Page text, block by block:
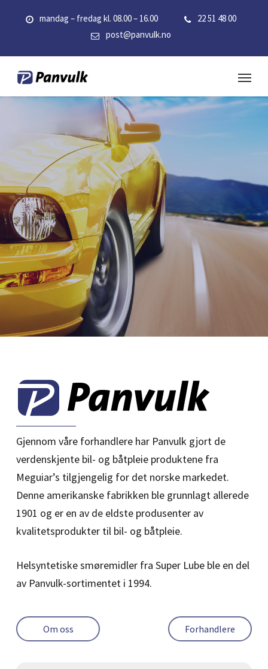
mandag – fredag kl. 08.00 – 16.00
22 51 48 00
post@panvulk.no
Menu
Gjennom våre forhandlere har Panvulk gjort de
verdenskjente bil- og båtpleie produktene fra
Meguiar’s tilgjengelig for det norske markedet.
Denne amerikanske fabrikken ble grunnlagt allerede
1901 og er en av de eldste produsenter av
kvalitetsprodukter til bil- og båtpleie.
Helsyntetiske smøremidler fra Super Lube ble en del
av Panvulk-sortimentet i 1994.
Om oss Forhandlere